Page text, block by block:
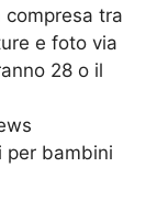
tra
e foto via
28 o il
per bambini